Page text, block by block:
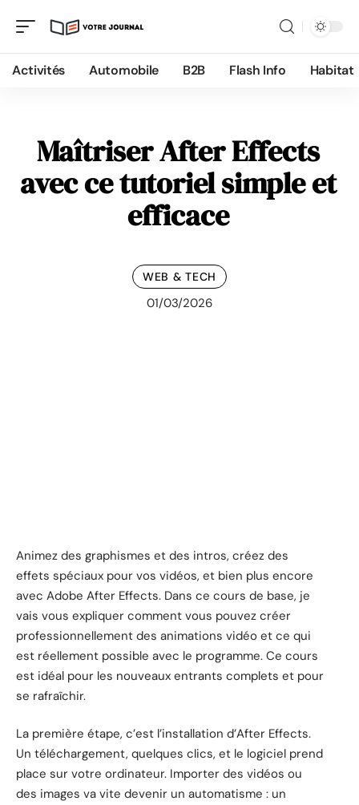
Activités Automobile B2B Flash Info Habitat
Maîtriser After Effects
avec ce tutoriel simple et
efficace
WEB & TECH
01/03/2026
Animez des graphismes et des intros, créez des
effets spéciaux pour vos vidéos, et bien plus encore
avec Adobe After Effects. Dans ce cours de base, je
vais vous expliquer comment vous pouvez créer
professionnellement des animations vidéo et ce qui
est réellement possible avec le programme. Ce cours
est idéal pour les nouveaux entrants complets et pour
se rafraîchir.
La première étape, c’est l’installation d’After Effects.
Un téléchargement, quelques clics, et le logiciel prend
place sur votre ordinateur. Importer des vidéos ou
des images va vite devenir un automatisme : un